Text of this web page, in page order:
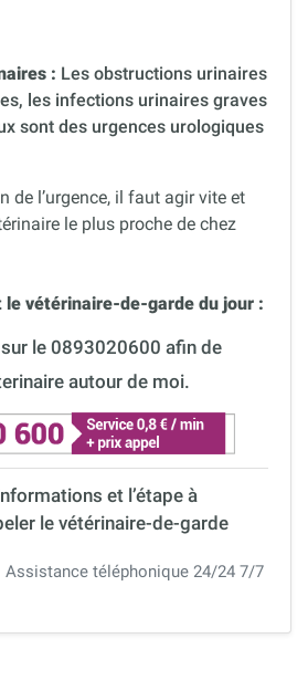
: Les obstructions urinaires
les infections urinaires graves
sont des urgences urologiques
de l’urgence, il faut agir vite et
le plus proche de chez
le vétérinaire-de-garde du jour :
le 0893020600 afin de
autour de moi.
et l’étape à
le vétérinaire-de-garde
Assistance téléphonique 24/24 7/7